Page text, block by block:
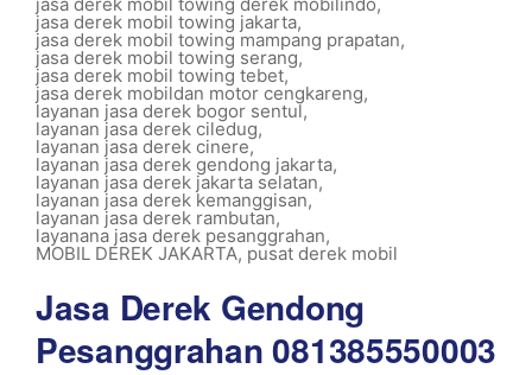
jasa derek mobil towing jakarta,
jasa derek mobil towing mampang prapatan,
jasa derek mobil towing serang,
jasa derek mobil towing tebet,
jasa derek mobildan motor cengkareng,
layanan jasa derek bogor sentul,
layanan jasa derek ciledug,
layanan jasa derek cinere,
layanan jasa derek gendong jakarta,
layanan jasa derek jakarta selatan,
layanan jasa derek kemanggisan,
layanan jasa derek rambutan,
layanana jasa derek pesanggrahan,
MOBIL DEREK JAKARTA, pusat derek mobil
Jasa Derek Gendong
Pesanggrahan 081385550003